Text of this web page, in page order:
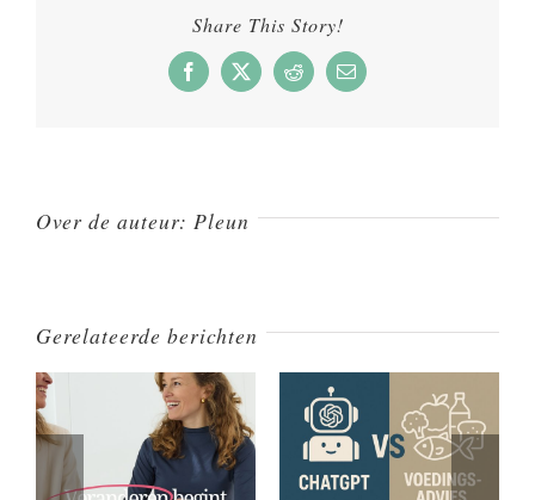
benadering
Share This Story!
Facebook
X RedditE-
Over de auteur: Pleun
Gerelateerde berichten